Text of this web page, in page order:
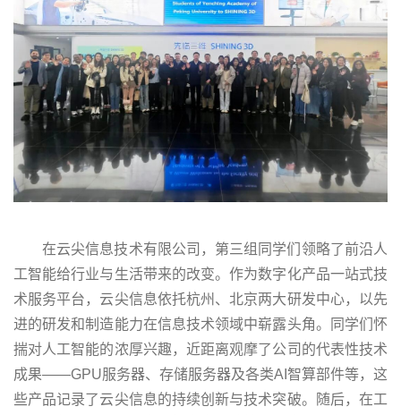
在云尖信息技术有限公司，第三组同学们领略了前沿人
工智能给行业与生活带来的改变。作为数字化产品一站式技
术服务平台，云尖信息依托杭州、北京两大研发中心，以先
进的研发和制造能力在信息技术领域中崭露头角。同学们怀
揣对人工智能的浓厚兴趣，近距离观摩了公司的代表性技术
成果——GPU服务器、存储服务器及各类AI智算部件等，这
些产品记录了云尖信息的持续创新与技术突破。随后，在工